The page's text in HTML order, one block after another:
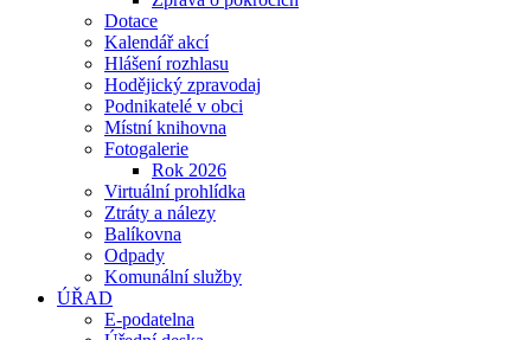
Dotace
Kalendář akcí
Hlášení rozhlasu
Hodějický zpravodaj
Podnikatelé v obci
Místní knihovna
Fotogalerie
Rok 2026
Virtuální prohlídka
Ztráty a nálezy
Balíkovna
Odpady
Komunální služby
ÚŘAD
E-podatelna